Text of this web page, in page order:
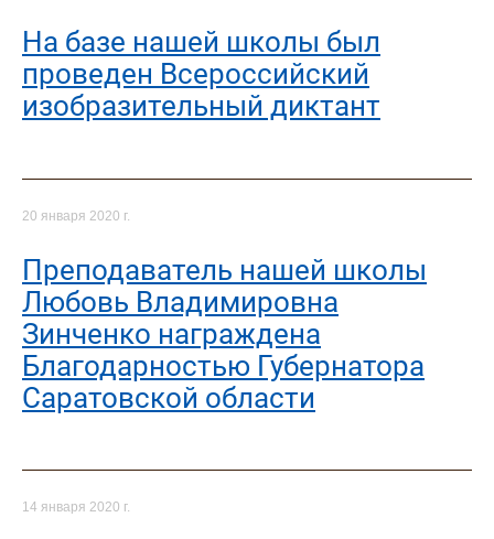
На базе нашей школы был
проведен Всероссийский
изобразительный диктант
20 января 2020 г.
Преподаватель нашей школы
Любовь Владимировна
Зинченко награждена
Благодарностью Губернатора
Саратовской области
14 января 2020 г.